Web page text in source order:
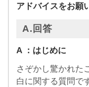
アドバイスをお願
A.回答
A ：はじめに
さぞかし驚かれた
白に関する質問で